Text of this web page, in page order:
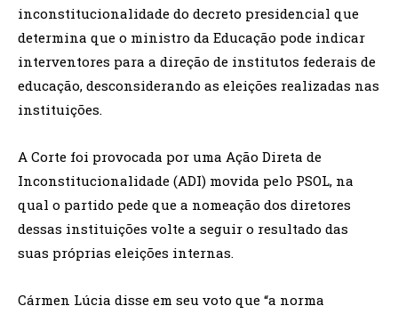
inconstitucionalidade do decreto presidencial que
determina que o ministro da Educação pode indicar
interventores para a direção de institutos federais de
educação, desconsiderando as eleições realizadas nas
instituições.
A Corte foi provocada por uma Ação Direta de
Inconstitucionalidade (ADI) movida pelo PSOL, na
qual o partido pede que a nomeação dos diretores
dessas instituições volte a seguir o resultado das
suas próprias eleições internas.
Cármen Lúcia disse em seu voto que “a norma